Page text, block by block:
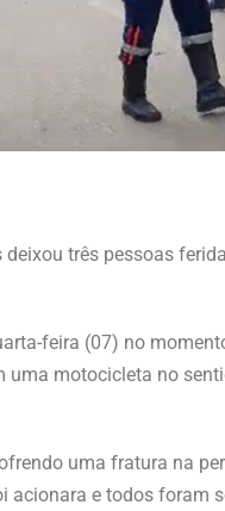
três pessoas
feira (07) no
uma motocicleta no
uma fratura na
acionara e todos